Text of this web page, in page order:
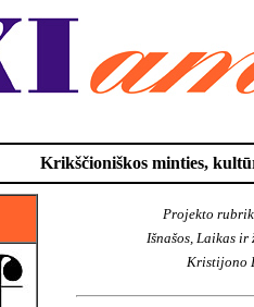
Krikščioniškos minties,
Projekto
Išnašos, Laikas ir
Kristijono